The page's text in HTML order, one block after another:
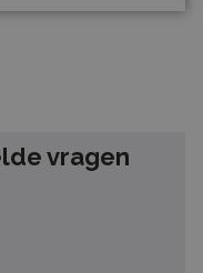
vragen